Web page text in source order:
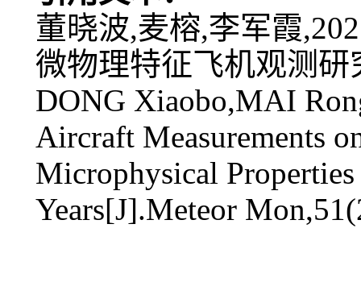
董晓波,麦榕,李军霞
微物理特征飞机观测研
DONG Xiaobo,MAI
Aircraft Measurements
Microphysical
Years[J].Meteor